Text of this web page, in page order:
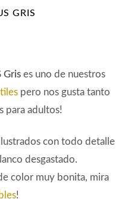
GRIS
Gris es uno de nuestros
pero nos gusta tanto
para adultos!
con todo detalle
desgastado.
color muy bonita, mira
!